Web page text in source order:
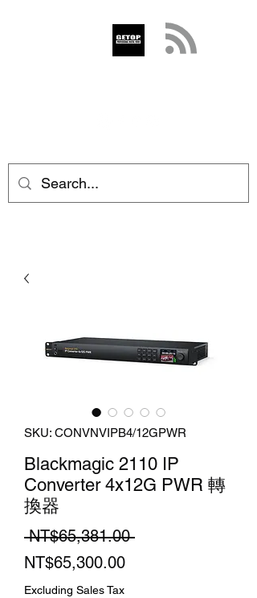
SKU: CONVNVIPB4/12GPWR
Blackmagic 2110 IP
Converter 4x12G PWR 轉
換器
NT$65,381.00 Regular
NT$65,300.00Sale
Excluding Sales Tax